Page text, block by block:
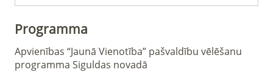
Programma
Apvienības “Jaunā Vienotība” pašvaldību vēlēšanu
programma Siguldas novadā